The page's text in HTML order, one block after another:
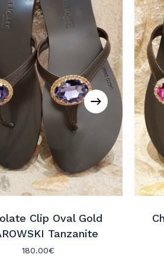
Clip Oval Gold
Tanzanite
180.00€